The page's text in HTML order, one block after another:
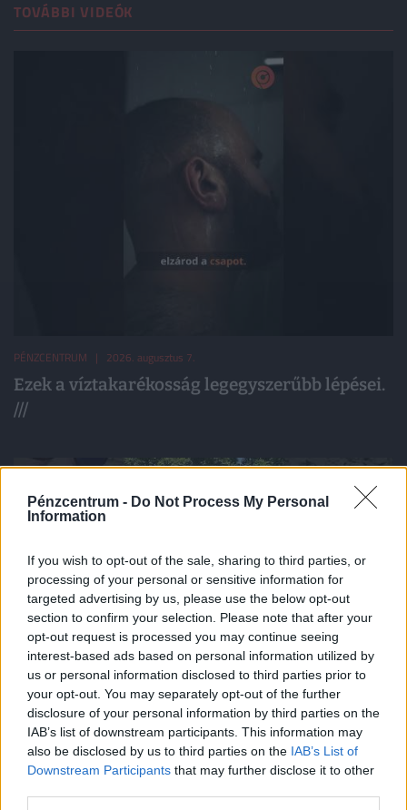
Pénzcentrum - Do Not Process My Personal
Information
If you wish to opt-out of the sale, sharing to third parties, or
processing of your personal or sensitive information for
targeted advertising by us, please use the below opt-out
section to confirm your selection. Please note that after your
opt-out request is processed you may continue seeing
interest-based ads based on personal information utilized by
us or personal information disclosed to third parties prior to
your opt-out. You may separately opt-out of the further
disclosure of your personal information by third parties on the
IAB’s list of downstream participants. This information may
also be disclosed by us to third parties on the IAB’s List of
Downstream Participants that may further disclose it to other
TOVÁBBI VIDEÓK
PÉNZCENTRUM | 2026. augusztus 7.
Ezek a víztakarékosság legegyszerűbb lépései.
///
PÉNZCENTRUM | 2026. augusztus 6.
Tényleg át lehet sétálni a Dunán a Szigetre? ///